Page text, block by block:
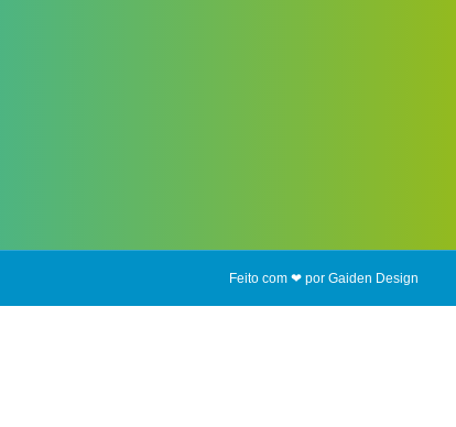
Feito com ❤ por Gaiden Design